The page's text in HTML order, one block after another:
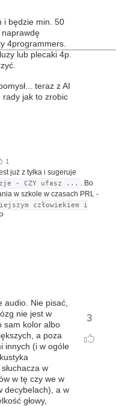
i będzie min. 50
4programmers.
lub plecaki 4p.
teraz z AI
rady jak to zrobic
1
już z tyłka i sugeruje
- CZY ufasz ... . Bo
w szkole w czasach PRL -
człowiekiem i
3
audio. Nie pisać,
nie jest w
sam kolor albo
a poza
innych (i w ogóle
w
w tę czy we w
decybelach), a w
głowy,